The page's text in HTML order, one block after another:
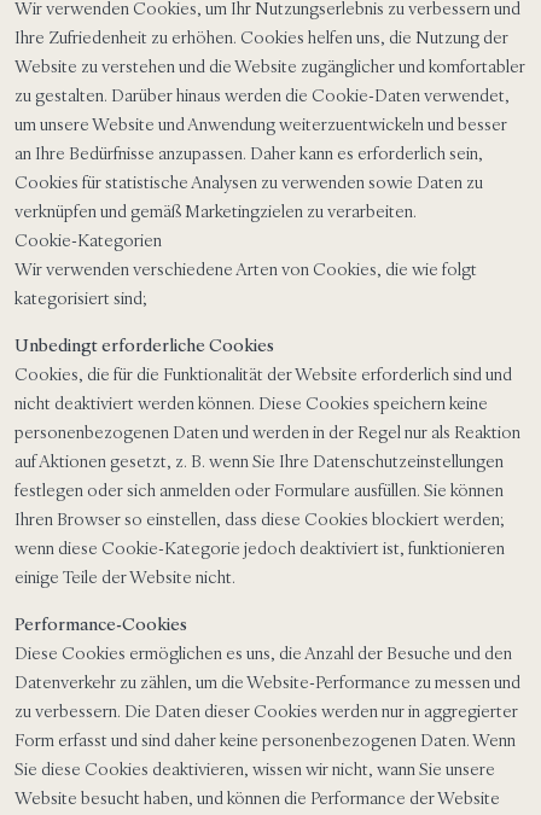
Wir verwenden Cookies, um Ihr Nutzungserlebnis zu verbessern und
Ihre Zufriedenheit zu erhöhen. Cookies helfen uns, die Nutzung der
Website zu verstehen und die Website zugänglicher und komfortabler
zu gestalten. Darüber hinaus werden die Cookie-Daten verwendet,
um unsere Website und Anwendung weiterzuentwickeln und besser
an Ihre Bedürfnisse anzupassen. Daher kann es erforderlich sein,
Cookies für statistische Analysen zu verwenden sowie Daten zu
verknüpfen und gemäß Marketingzielen zu verarbeiten.
Cookie-Kategorien
Wir verwenden verschiedene Arten von Cookies, die wie folgt
kategorisiert sind;
Unbedingt erforderliche Cookies
Cookies, die für die Funktionalität der Website erforderlich sind und
nicht deaktiviert werden können. Diese Cookies speichern keine
personenbezogenen Daten und werden in der Regel nur als Reaktion
auf Aktionen gesetzt, z. B. wenn Sie Ihre Datenschutzeinstellungen
festlegen oder sich anmelden oder Formulare ausfüllen. Sie können
Ihren Browser so einstellen, dass diese Cookies blockiert werden;
wenn diese Cookie-Kategorie jedoch deaktiviert ist, funktionieren
einige Teile der Website nicht.
Performance-Cookies
Diese Cookies ermöglichen es uns, die Anzahl der Besuche und den
Datenverkehr zu zählen, um die Website-Performance zu messen und
zu verbessern. Die Daten dieser Cookies werden nur in aggregierter
Form erfasst und sind daher keine personenbezogenen Daten. Wenn
Sie diese Cookies deaktivieren, wissen wir nicht, wann Sie unsere
Website besucht haben, und können die Performance der Website